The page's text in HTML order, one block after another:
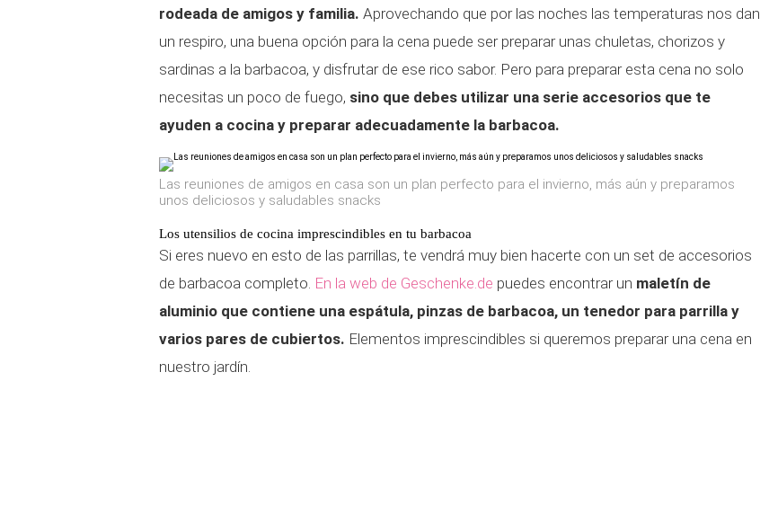
rodeada de amigos y familia. Aprovechando que por las noches las temperaturas nos dan
un respiro, una buena opción para la cena puede ser preparar unas chuletas, chorizos y
sardinas a la barbacoa, y disfrutar de ese rico sabor. Pero para preparar esta cena no solo
necesitas un poco de fuego, sino que debes utilizar una serie accesorios que te
ayuden a cocina y preparar adecuadamente la barbacoa.
Las reuniones de amigos en casa son un plan perfecto para el invierno, más aún y preparamos
unos deliciosos y saludables snacks
Los utensilios de cocina imprescindibles en tu barbacoa
Si eres nuevo en esto de las parrillas, te vendrá muy bien hacerte con un set de accesorios
de barbacoa completo. En la web de Geschenke.de puedes encontrar un maletín de
aluminio que contiene una espátula, pinzas de barbacoa, un tenedor para parrilla y
varios pares de cubiertos. Elementos imprescindibles si queremos preparar una cena en
nuestro jardín.